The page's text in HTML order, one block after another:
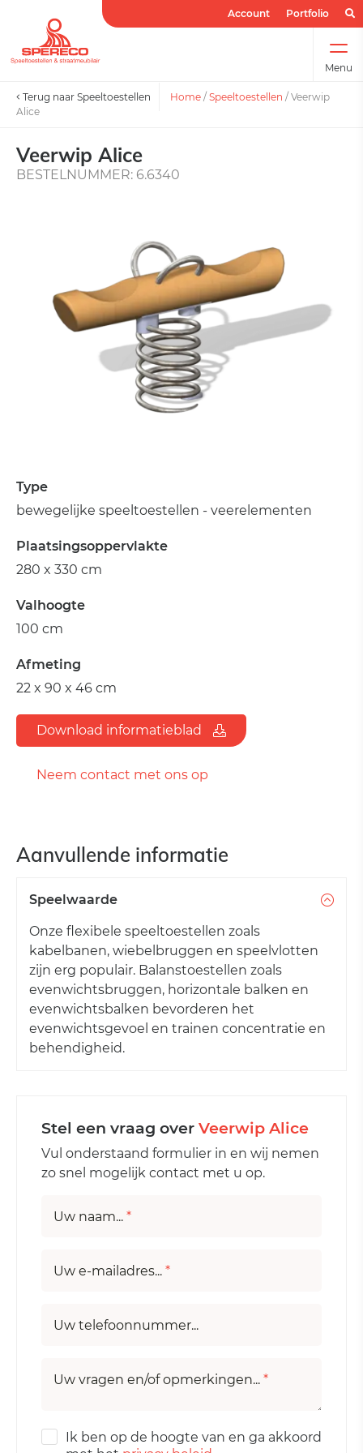
Account Portfolio
Menu
Terug naar Speeltoestellen Home / Speeltoestellen / Veerwip
Alice
Veerwip Alice
BESTELNUMMER: 6.6340
Type
bewegelijke speeltoestellen - veerelementen
Plaatsingsoppervlakte
280 x 330 cm
Valhoogte
100 cm
Afmeting
22 x 90 x 46 cm
Download informatieblad
Neem contact met ons op
Aanvullende informatie
Speelwaarde
Onze flexibele speeltoestellen zoals
kabelbanen, wiebelbruggen en speelvlotten
zijn erg populair. Balanstoestellen zoals
evenwichtsbruggen, horizontale balken en
evenwichtsbalken bevorderen het
evenwichtsgevoel en trainen concentratie en
behendigheid.
Stel een vraag over Veerwip Alice
Vul onderstaand formulier in en wij nemen
zo snel mogelijk contact met u op.
Uw naam... *
Uw e-mailadres... *
Uw telefoonnummer...
Uw vragen en/of opmerkingen... *
Ik ben op de hoogte van en ga akkoord